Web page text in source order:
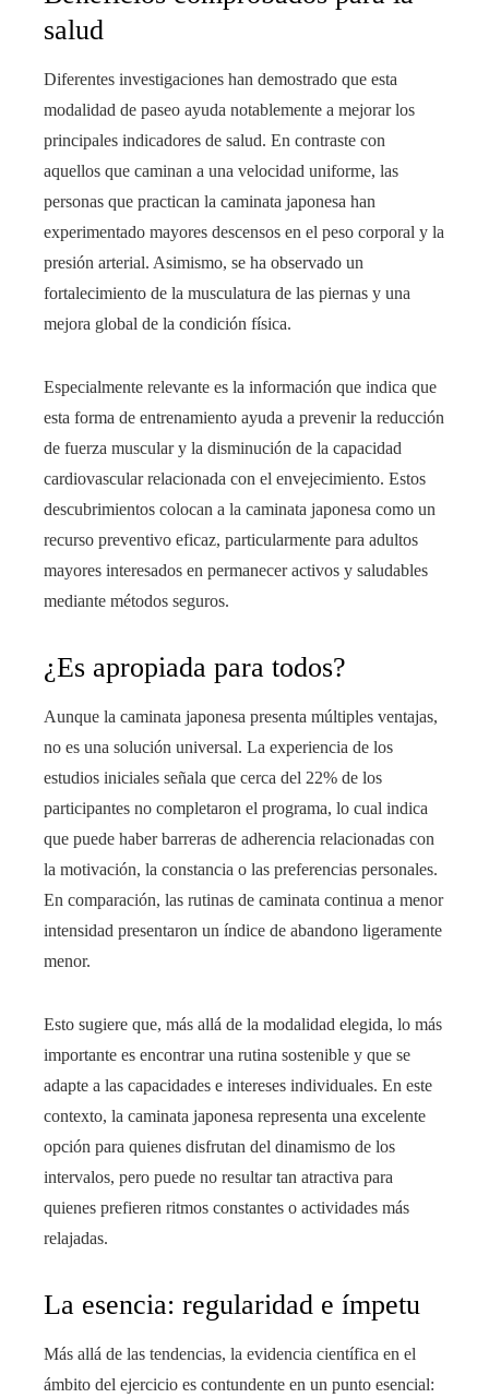
salud
Diferentes investigaciones han demostrado que esta
modalidad de paseo ayuda notablemente a mejorar los
principales indicadores de salud. En contraste con
aquellos que caminan a una velocidad uniforme, las
personas que practican la caminata japonesa han
experimentado mayores descensos en el peso corporal y la
presión arterial. Asimismo, se ha observado un
fortalecimiento de la musculatura de las piernas y una
mejora global de la condición física.
Especialmente relevante es la información que indica que
esta forma de entrenamiento ayuda a prevenir la reducción
de fuerza muscular y la disminución de la capacidad
cardiovascular relacionada con el envejecimiento. Estos
descubrimientos colocan a la caminata japonesa como un
recurso preventivo eficaz, particularmente para adultos
mayores interesados en permanecer activos y saludables
mediante métodos seguros.
¿Es apropiada para todos?
Aunque la caminata japonesa presenta múltiples ventajas,
no es una solución universal. La experiencia de los
estudios iniciales señala que cerca del 22% de los
participantes no completaron el programa, lo cual indica
que puede haber barreras de adherencia relacionadas con
la motivación, la constancia o las preferencias personales.
En comparación, las rutinas de caminata continua a menor
intensidad presentaron un índice de abandono ligeramente
menor.
Esto sugiere que, más allá de la modalidad elegida, lo más
importante es encontrar una rutina sostenible y que se
adapte a las capacidades e intereses individuales. En este
contexto, la caminata japonesa representa una excelente
opción para quienes disfrutan del dinamismo de los
intervalos, pero puede no resultar tan atractiva para
quienes prefieren ritmos constantes o actividades más
relajadas.
La esencia: regularidad e ímpetu
Más allá de las tendencias, la evidencia científica en el
ámbito del ejercicio es contundente en un punto esencial: